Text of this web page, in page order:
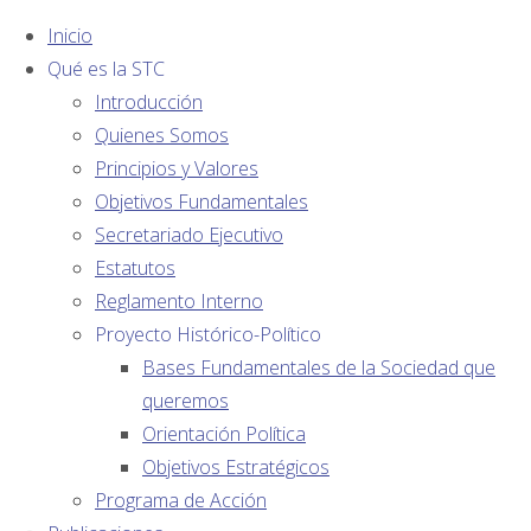
Inicio
Qué es la STC
Introducción
Quienes Somos
Principios y Valores
Objetivos Fundamentales
Secretariado Ejecutivo
Estatutos
Reglamento Interno
Proyecto Histórico-Político
Bases Fundamentales de la Sociedad que
queremos
Orientación Política
Objetivos Estratégicos
Programa de Acción
Opinión
Colaboradores
Un
análisis
situación
AFILIADOS: